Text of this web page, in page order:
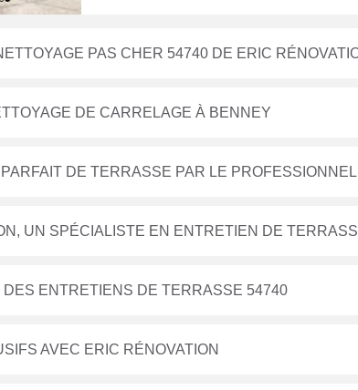
PAS CHER 54740 DE ERIC
DE CARRELAGE À BENNEY
DE TERRASSE PAR LE
UN SPÉCIALISTE EN ENTRETIEN DE
DES ENTRETIENS DE TERRASSE 54740
AVEC ERIC RÉNOVATION